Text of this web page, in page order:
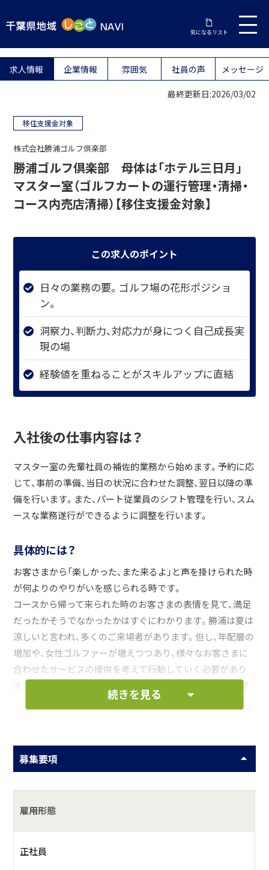
気になるリスト
求人情報 企業情報 雰囲気 社員の声 メッセージ
最終更新日:2026/03/02
移住支援金対象
株式会社勝浦ゴルフ倶楽部
勝浦ゴルフ倶楽部 母体は「ホテル三日月」
マスター室（ゴルフカートの運行管理・清掃・
コース内売店清掃）【移住支援金対象】
この求人のポイント
日々の業務の要。ゴルフ場の花形ポジショ
ン。
洞察力、判断力、対応力が身につく自己成長実
現の場
経験値を重ねることがスキルアップに直結
入社後の仕事内容は？
マスター室の先輩社員の補佐的業務から始めます。予約に応
じて、事前の準備、当日の状況に合わせた調整、翌日以降の準
備を行います。また、パート従業員のシフト管理を行い、スム
ースな業務遂行ができるように調整を行います。
具体的には？
お客さまから「楽しかった、また来るよ」と声を掛けられた時
が何よりのやりがいを感じられる時です。
コースから帰って来られた時のお客さまの表情を見て、満足
だったかそうでなかったかはすぐにわかります。勝浦は夏は
涼しいと言われ、多くのご来場者があります。但し、年配層の
増加や、女性ゴルファーが増えつつあり、様々なお客さまに
合わせたサービスの提供を考えて行動していく必要があり
ます。夏のおしぼりサービスや、コース内トイレの増設の提
案など、お客さまに一日安心してプレーしていただけるよう
続きを見る
募集要項
雇用形態
正社員